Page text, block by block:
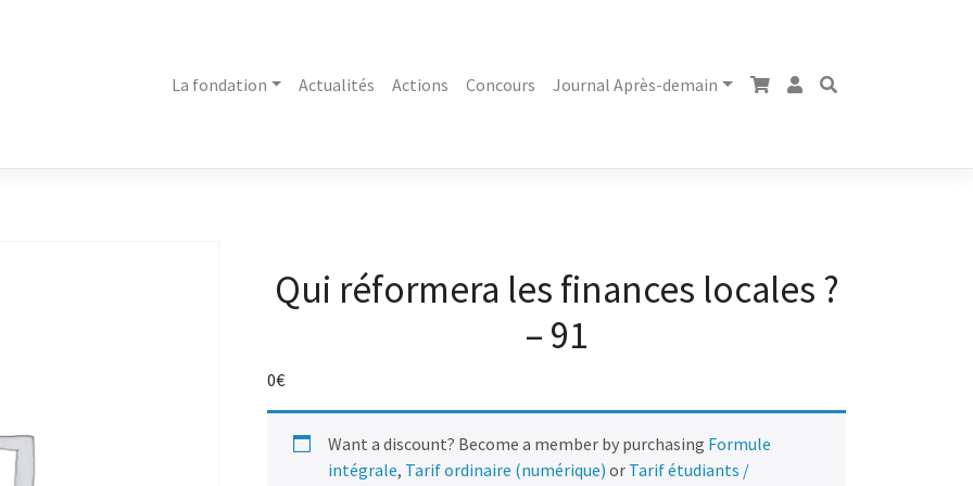
La fondation Actualités Actions Concours Journal Après-demain
Qui réformera les finances locales ?
– 91
0€
Want a discount? Become a member by purchasing Formule
intégrale, Tarif ordinaire (numérique) or Tarif étudiants /